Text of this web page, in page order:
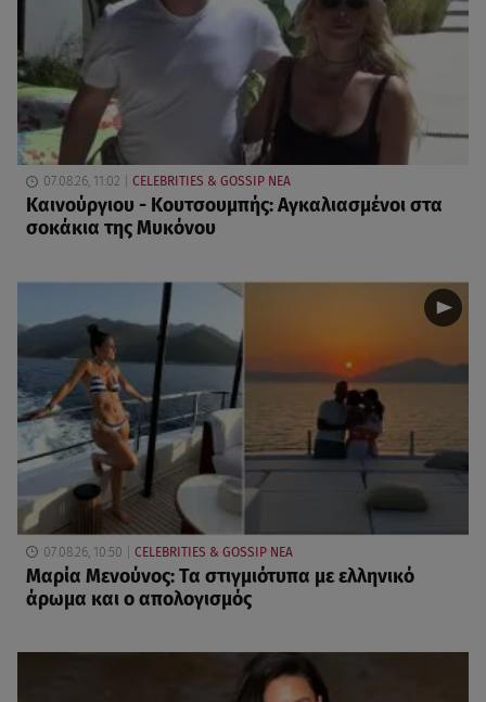
07.08.26, 11:02 CELEBRITIES & GOSSIP ΝΕΑ
Καινούργιου - Κουτσουμπής: Αγκαλιασμένοι στα
σοκάκια της Μυκόνου
07.08.26, 10:50 CELEBRITIES & GOSSIP ΝΕΑ
Μαρία Μενούνος: Τα στιγμιότυπα με ελληνικό
άρωμα και ο απολογισμός